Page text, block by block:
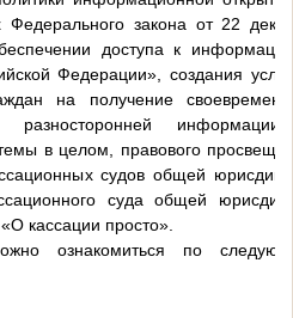
закона от 22
доступа к
Федерации», создания
на получение
разносторонней
в целом, правового
судов общей
суда общей
кассации просто».
ознакомиться по